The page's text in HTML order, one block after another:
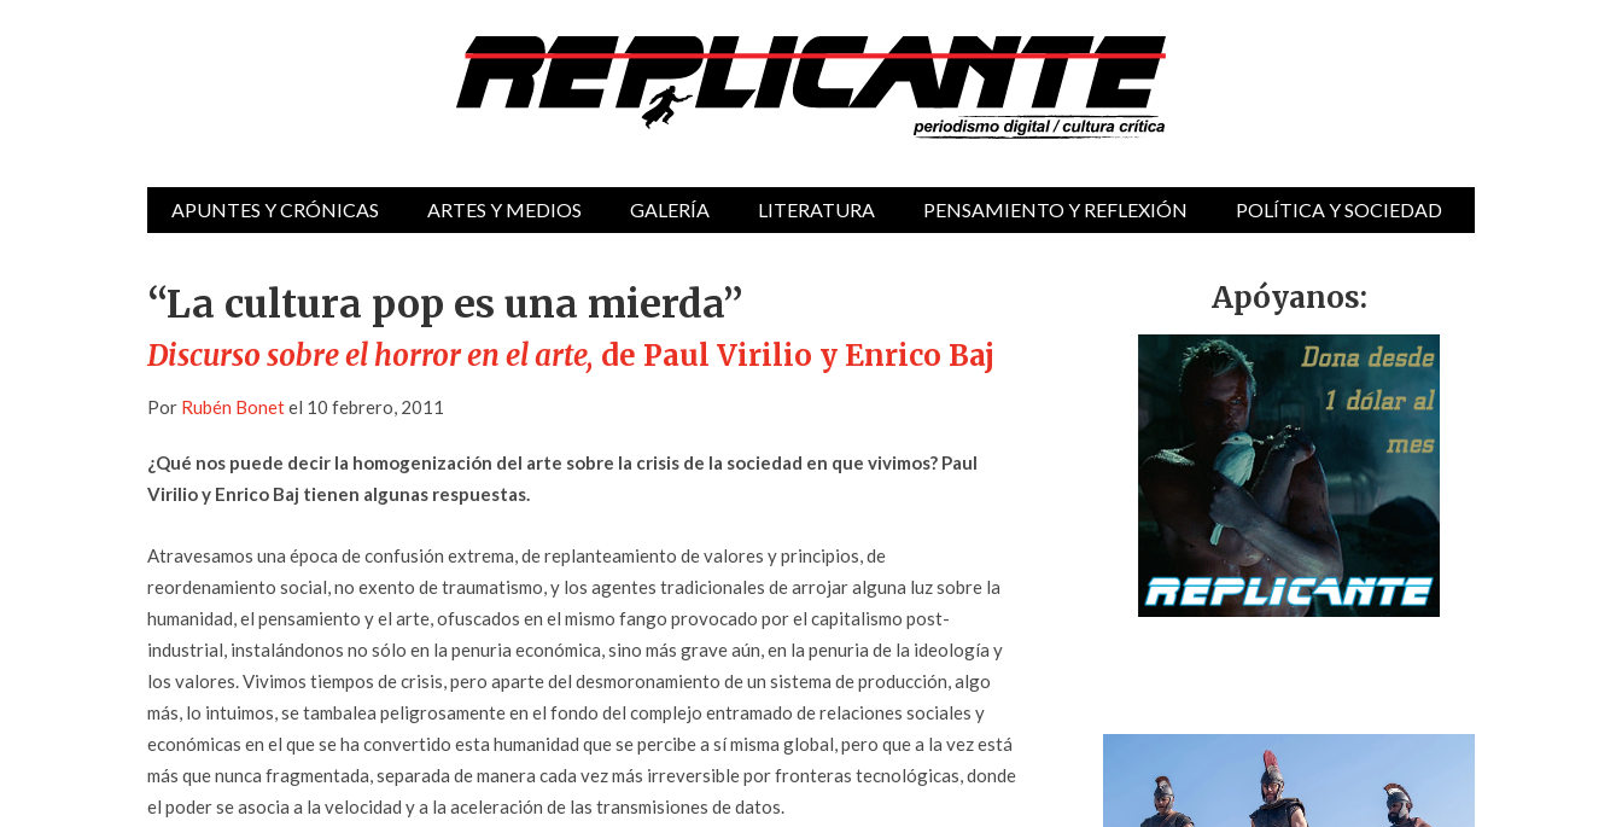
APUNTES Y CRÓNICAS ARTES Y MEDIOS GALERÍA LITERATURA PENSAMIENTO Y REFLEXIÓN POLÍTICA Y SOCIEDAD
“La cultura pop es una mierda”
Discurso sobre el horror en el arte, de Paul Virilio y Enrico Baj
Por Rubén Bonetel 10 febrero, 2011
¿Qué nos puede decir la homogenización del arte sobre la crisis de la sociedad en que vivimos? Paul
Virilio y Enrico Baj tienen algunas respuestas.
Atravesamos una época de confusión extrema, de replanteamiento de valores y principios, de
reordenamiento social, no exento de traumatismo, y los agentes tradicionales de arrojar alguna luz sobre la
humanidad, el pensamiento y el arte, ofuscados en el mismo fango provocado por el capitalismo post-
industrial, instalándonos no sólo en la penuria económica, sino más grave aún, en la penuria de la ideología y
los valores. Vivimos tiempos de crisis, pero aparte del desmoronamiento de un sistema de producción, algo
más, lo intuimos, se tambalea peligrosamente en el fondo del complejo entramado de relaciones sociales y
económicas en el que se ha convertido esta humanidad que se percibe a sí misma global, pero que a la vez está
más que nunca fragmentada, separada de manera cada vez más irreversible por fronteras tecnológicas, donde
el poder se asocia a la velocidad y a la aceleración de las transmisiones de datos.
Apóyanos: